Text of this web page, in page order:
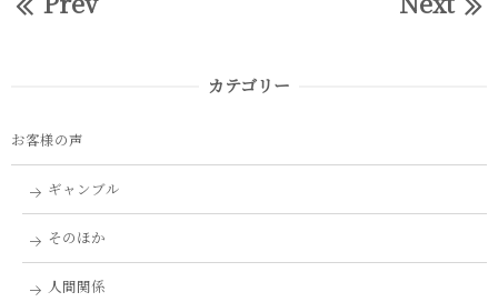
カテゴリー
お客様の声
ギャンブル
そのほか
人間関係